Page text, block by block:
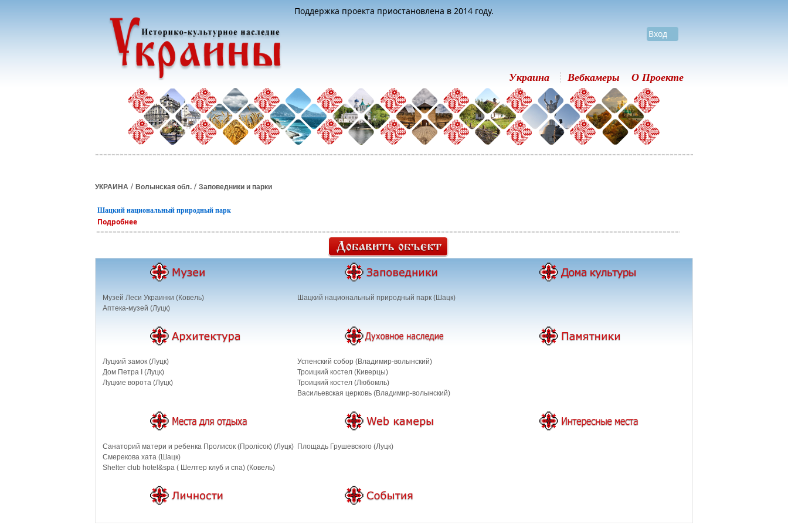
Поддержка проекта приостановлена в 2014 году.
Вход
Украина Вебкамеры О Проекте
УКРАИНА / Волынская обл. / Заповедники и парки
Шацкий национальный природный парк
Подробнее
Музей Леси Украинки (Ковель)
Аптека-музей (Луцк)
Шацкий национальный природный парк (Шацк)
Луцкий замок (Луцк)
Дом Петра I (Луцк)
Луцкие ворота (Луцк)
Успенский собор (Владимир-волынский)
Троицкий костел (Киверцы)
Троицкий костел (Любомль)
Васильевская церковь (Владимир-волынский)
Санаторий матери и ребенка Пролисок (Пролiсок) (Луцк)
Смерекова хата (Шацк)
Shelter club hotel&spa ( Шелтер клуб и спа) (Ковель)
Площадь Грушевского (Луцк)